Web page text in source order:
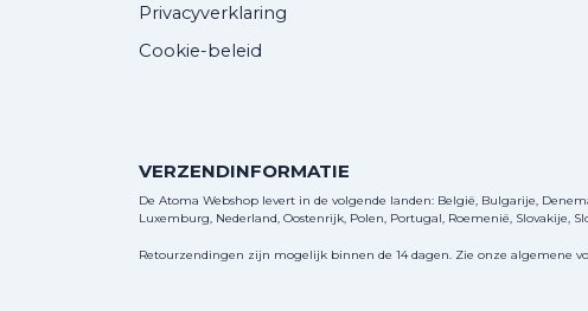
Privacyverklaring
Cookie-beleid
VERZENDINFORMATIE
De Atoma Webshop levert in de volgende landen: België, Bulgarije,
Luxemburg, Nederland, Oostenrijk, Polen, Portugal, Roemenië, Slovakije,
Retourzendingen zijn mogelijk binnen de 14 dagen. Zie onze algemene